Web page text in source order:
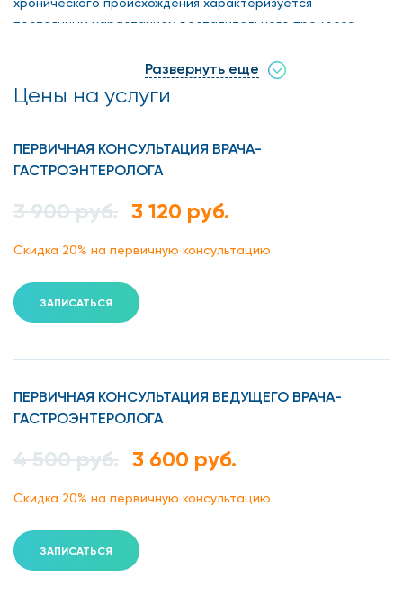
постоянным нарастанием воспалительного процесса,
метаболизма (обмена веществ). В основе заболевания
лежит разрушение паренхимы поджелудочной железы,
развитие фиброза, нарушение проходимости протоков в
недостаточности. Это все приводит к сморщиванию ткани
поджелудочной железы и нарушением ее функций.
Причины развития
Обычно хронический панкреатит вызывается внешними
курение;
протоков поджелудочной железы);
диета с ограничением белковой пищи;
Развернуть еще
Цены на услуги
ПЕРВИЧНАЯ КОНСУЛЬТАЦИЯ ВРАЧА-
ГАСТРОЭНТЕРОЛОГА
3 900 руб. 3 120 руб.
Скидка 20% на первичную консультацию
ЗАПИСАТЬСЯ
ПЕРВИЧНАЯ КОНСУЛЬТАЦИЯ ВЕДУЩЕГО ВРАЧА-
ГАСТРОЭНТЕРОЛОГА
4 500 руб. 3 600 руб.
Скидка 20% на первичную консультацию
ЗАПИСАТЬСЯ